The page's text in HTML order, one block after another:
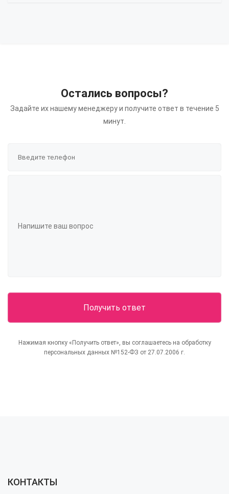
Остались вопросы?
Задайте их нашему менеджеру и получите ответ в течение 5
минут.
Нажимая кнопку «Получить ответ», вы соглашаетесь на обработку
персональных данных №152-ФЗ от 27.07.2006 г.
КОНТАКТЫ